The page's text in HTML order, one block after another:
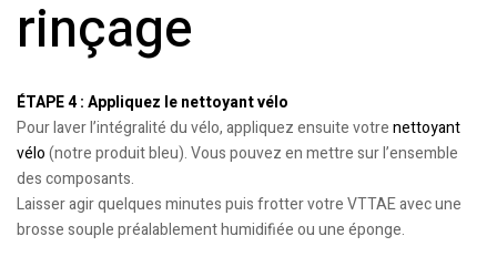
rinçage
ÉTAPE 4 : Appliquez le nettoyant vélo
Pour laver l’intégralité du vélo, appliquez ensuite votrenettoyant
vélo(notre produit bleu). Vous pouvez en mettre sur l’ensemble
des composants.
Laisser agir quelques minutes puis frotter votre VTTAE avec une
brosse souple préalablement humidifiée ou une éponge.